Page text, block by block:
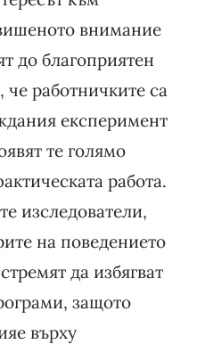
внимание
до благоприятен
че работничките са
експеримент
те голямо
работа.
изследователи,
на поведението
да избягват
защото
върху